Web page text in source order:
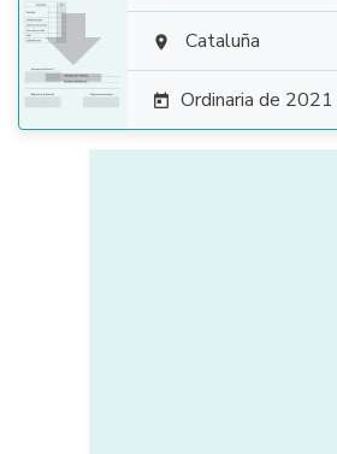
  Cataluña
 Ordinaria de 2021